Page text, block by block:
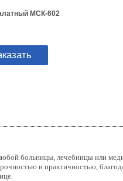
МСК-602
больницы, лечебницы или
и практичностью,